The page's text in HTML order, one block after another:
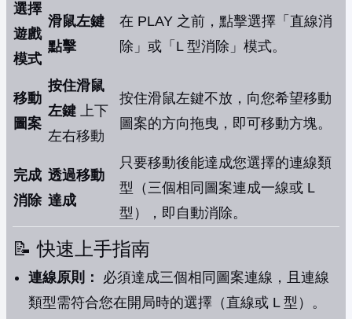
選擇
遊戲
模式
滑鼠左鍵
點擊
在 PLAY 之前，點擊選擇「直線消
除」或「L 型消除」模式。
移動
圖案
按住滑鼠
左鍵 上下
左右移動
按住滑鼠左鍵不放，向您希望移動
圖案的方向拖曳，即可移動方塊。
完成
消除
透過移動
達成
只要移動後能達成您選擇的連線類
型（三個相同圖案連成一線或 L
型），即自動消除。
📝 快速上手指南
連線原則：
必須達成三個相同圖案連線，且連線
類型需符合您在開局時的選擇（直線或 L 型）。